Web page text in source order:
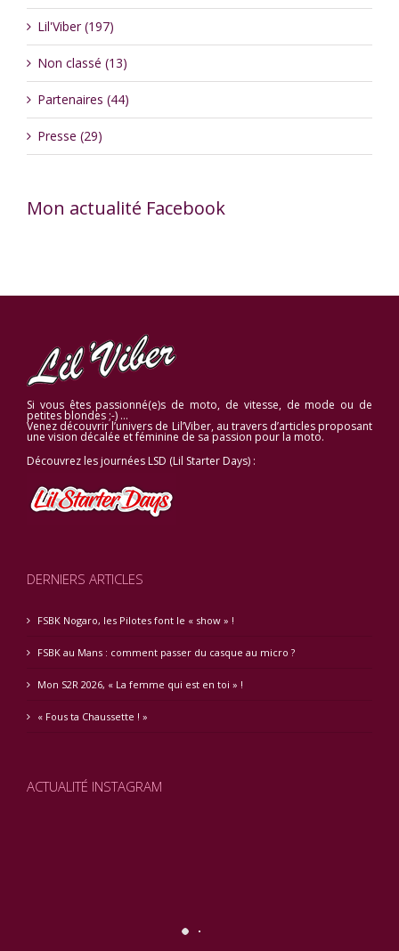
Lil'Viber (197)
Non classé (13)
Partenaires (44)
Presse (29)
Mon actualité Facebook
Si vous êtes passionné(e)s de moto, de vitesse, de mode ou de
petites blondes ;-) …
Venez découvrir l’univers de Lil’Viber, au travers d’articles proposant
une vision décalée et féminine de sa passion pour la moto.
Découvrez les journées LSD (Lil Starter Days) :
DERNIERS ARTICLES
FSBK Nogaro, les Pilotes font le « show » !
FSBK au Mans : comment passer du casque au micro ?
Mon S2R 2026, « La femme qui est en toi » !
« Fous ta Chaussette ! »
ACTUALITÉ INSTAGRAM